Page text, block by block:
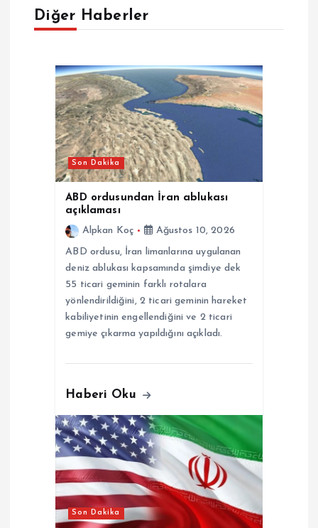
zDiğer Haberler
Son Dakika
ABD ordusundan İran ablukası
açıklaması
Alpkan Koç
Ağustos 10, 2026
ABD ordusu, İran limanlarına uygulanan
deniz ablukası kapsamında şimdiye dek
55 ticari geminin farklı rotalara
yönlendirildiğini, 2 ticari geminin hareket
kabiliyetinin engellendiğini ve 2 ticari
gemiye çıkarma yapıldığını açıkladı.
Haberi Oku
Son Dakika